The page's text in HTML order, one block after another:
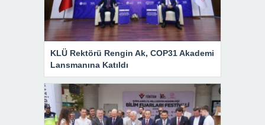
KLÜ Rektörü Rengin Ak, COP31 Akademi
Lansmanına Katıldı